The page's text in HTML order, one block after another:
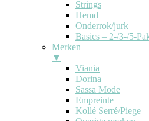
Strings
Hemd
Onderrok/jurk
Basics – 2-/3-/5-
Merken
▼
Viania
Dorina
Sassa Mode
Empreinte
Kollé Serré/Piege